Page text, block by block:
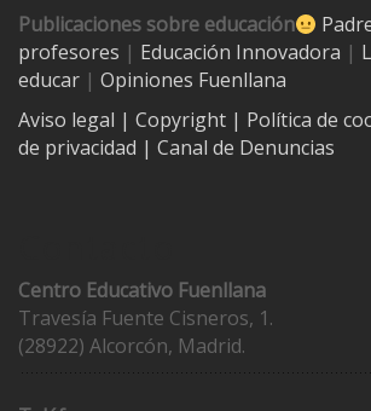
Publicaciones sobre educación
profesores | Educación Innovadora |
educar | Opiniones Fuenllana
Aviso legal | Copyright | Política de
de privacidad | Canal de Denuncias
Centro Educativo Fuenllana
Travesía Fuente Cisneros, 1.
(28922) Alcorcón, Madrid.